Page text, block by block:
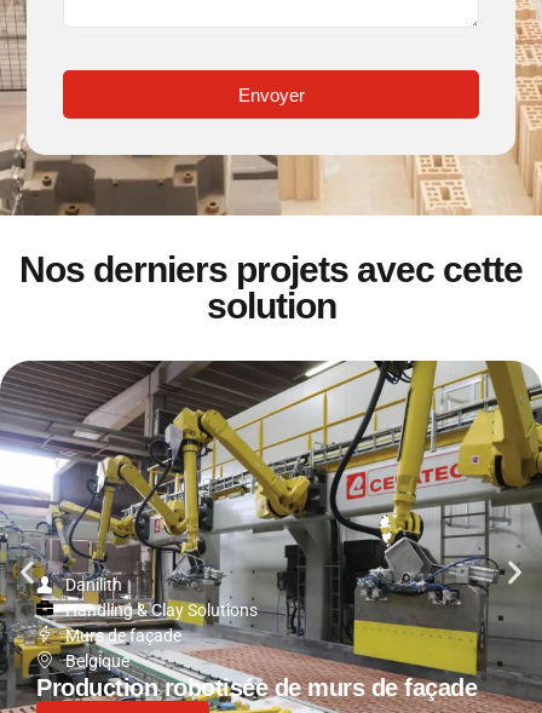
Envoyer
Nos derniers projets avec cette
solution
Danilith
Handling & Clay Solutions
Murs de façade
Belgique
Production robotisée de murs de façade